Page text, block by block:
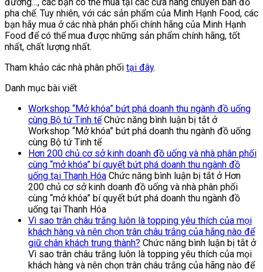
đường…, các bạn có thể mua tại các cửa hàng chuyên bán đồ
pha chế. Tuy nhiên, với các sản phẩm của Minh Hạnh Food, các
bạn hãy mua ở các nhà phân phối chính hãng của Minh Hạnh
Food để có thể mua được những sản phẩm chính hãng, tốt
nhất, chất lượng nhất.
Tham khảo các nhà phân phối tại đây.
Danh mục bài viết
Workshop “Mở khóa” bứt phá doanh thu ngành đồ uống
cùng Bộ tứ Tinh tế Chức năng bình luận bị tắt ở
Workshop “Mở khóa” bứt phá doanh thu ngành đồ uống
cùng Bộ tứ Tinh tế
Hơn 200 chủ cơ sở kinh doanh đồ uống và nhà phân phối
cùng “mở khóa” bí quyết bứt phá doanh thu ngành đồ
uống tại Thanh Hóa Chức năng bình luận bị tắt ở Hơn
200 chủ cơ sở kinh doanh đồ uống và nhà phân phối
cùng “mở khóa” bí quyết bứt phá doanh thu ngành đồ
uống tại Thanh Hóa
Vì sao trân châu trắng luôn là topping yêu thích của mọi
khách hàng và nên chọn trân châu trắng của hãng nào để
giữ chân khách trung thành? Chức năng bình luận bị tắt ở
Vì sao trân châu trắng luôn là topping yêu thích của mọi
khách hàng và nên chọn trân châu trắng của hãng nào để